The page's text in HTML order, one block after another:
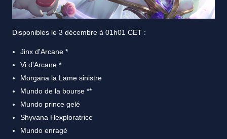
Disponibles le 3 décembre à 01h01 CET :
Jinx d'Arcane *
Vi d'Arcane *
Morgana la Lame sinistre
Mundo de la bourse **
Mundo prince gelé
Shyvana Hexploratrice
Mundo enragé